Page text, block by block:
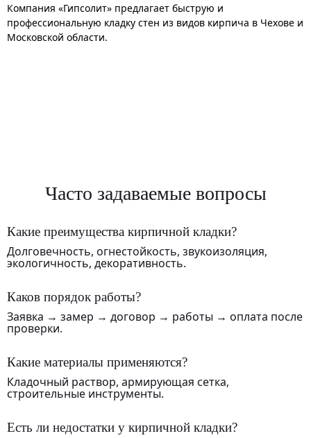
Компания «Гипсолит» предлагает быструю и
профессиональную кладку стен из видов кирпича в Чехове и
Московской области.
Часто задаваемые вопросы
Какие преимущества кирпичной кладки?
Долговечность, огнестойкость, звукоизоляция,
экологичность, декоративность.
Каков порядок работы?
Заявка → замер → договор → работы → оплата после
проверки.
Какие материалы применяются?
Кладочный раствор, армирующая сетка,
строительные инструменты.
Есть ли недостатки у кирпичной кладки?